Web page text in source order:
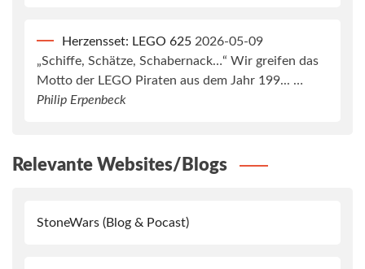
Herzensset: LEGO 625 2026-05-09
„Schiffe, Schätze, Schabernack…“ Wir greifen das
Motto der LEGO Piraten aus dem Jahr 199... …
Philip Erpenbeck
Relevante Websites/Blogs
StoneWars (Blog & Pocast)